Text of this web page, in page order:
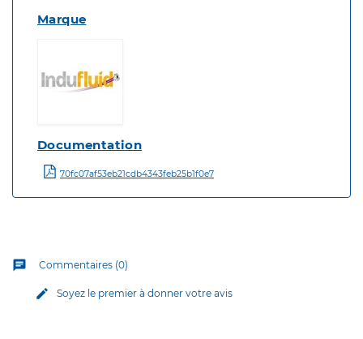
Marque
Documentation
70fc07af53eb21cdb4343feb25b1f0e7
chat Commentaires (0)
edit Soyez le premier à donner votre avis